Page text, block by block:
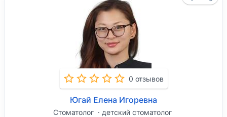
0 отзывов
Югай Елена Игоревна
Стоматолог детский стоматолог